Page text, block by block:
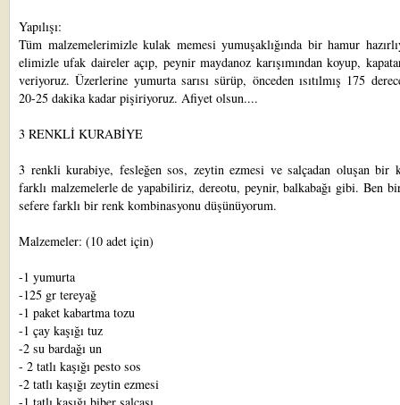
Yapılışı:
Tüm malzemelerimizle kulak memesi yumuşaklığında bir hamur
elimizle ufak daireler açıp, peynir maydanoz karışımından koyup,
veriyoruz. Üzerlerine yumurta sarısı sürüp, önceden ısıtılmış 175
20-25 dakika kadar pişiriyoruz. Afiyet olsun....
3 RENKLİ KURABİYE
3 renkli kurabiye, fesleğen sos, zeytin ezmesi ve salçadan oluşan bir
farklı malzemelerle de yapabiliriz, dereotu, peynir, balkabağı gibi. Ben
sefere farklı bir renk kombinasyonu düşünüyorum.
Malzemeler: (10 adet için)
-1 yumurta
-125 gr tereyağ
-1 paket kabartma tozu
-1 çay kaşığı tuz
-2 su bardağı un
- 2 tatlı kaşığı pesto sos
-2 tatlı kaşığı zeytin ezmesi